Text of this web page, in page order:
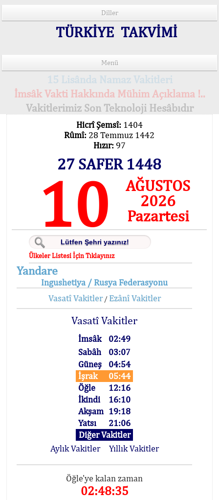
Diller
TÜRKİYE TAKVİMİ
Menü
15 Lisânda Namaz Vakitleri
İmsâk Vakti Hakkında Mühim Açıklama !..
Vakitlerimiz Son Teknoloji Hesâbıdır
Hicrî Şemsî: 1404
Rûmî: 28 Temmuz 1442
Hızır: 97
27 SAFER 1448
10
AĞUSTOS
2026
Pazartesi
Ülkeler Listesi İçin Tıklayınız
Yandare
Ingushetiya / Rusya Federasyonu
Vasatî Vakitler/ Ezânî Vakitler
Vasatî Vakitler
İmsâk
02:49
Sabâh
03:07
Güneş
04:54
İşrak
05:44
Öğle
12:16
İkindi
16:10
Akşam 19:18
Yatsı
21:06
Diğer Vakitler
Aylık Vakitler
Yıllık Vakitler
Öğle'ye kalan zaman
02:48:34